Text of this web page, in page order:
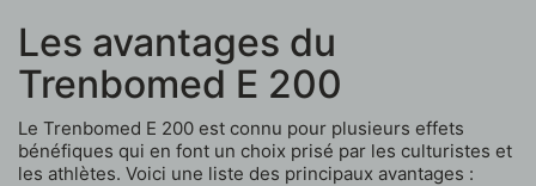
Les avantages du
Trenbomed E 200
Le Trenbomed E 200 est connu pour plusieurs effets
bénéfiques qui en font un choix prisé par les culturistes et
les athlètes. Voici une liste des principaux avantages :